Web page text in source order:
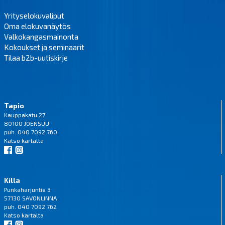
Yrityselokuvaliput
Oma elokuvanäytös
Valkokangasmainonta
Kokoukset ja seminaarit
Tilaa b2b-uutiskirje
Tapio
Kauppakatu 27
80100 JOENSUU
puh. 040 7092 760
Katso kartalta
Killa
Punkaharjuntie 3
57130 SAVONLINNA
puh. 040 7092 762
Katso kartalta